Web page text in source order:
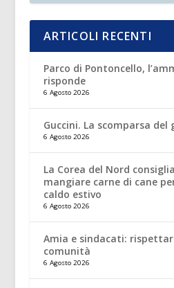
ARTICOLI RECENTI
Parco di Pontoncello,
risponde
6 Agosto 2026
Guccini. La scomparsa
6 Agosto 2026
La Corea del Nord
mangiare carne di cane
caldo estivo
6 Agosto 2026
Amia e sindacati:
comunità
6 Agosto 2026